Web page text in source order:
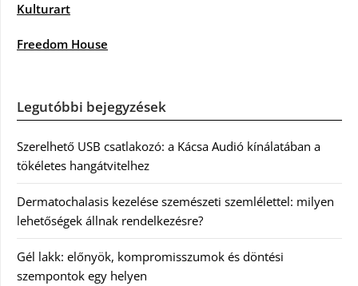
Kulturart
Freedom House
Legutóbbi bejegyzések
Szerelhető USB csatlakozó: a Kácsa Audió kínálatában a
tökéletes hangátvitelhez
Dermatochalasis kezelése szemészeti szemlélettel: milyen
lehetőségek állnak rendelkezésre?
Gél lakk: előnyök, kompromisszumok és döntési
szempontok egy helyen